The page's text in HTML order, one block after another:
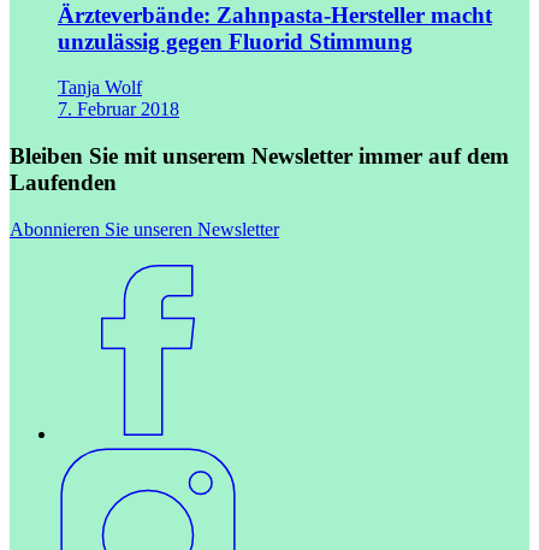
Ärzteverbände: Zahnpasta-Hersteller macht
unzulässig gegen Fluorid Stimmung
Tanja Wolf
7. Februar 2018
Bleiben Sie mit unserem Newsletter immer auf dem
Laufenden
Abonnieren Sie unseren Newsletter